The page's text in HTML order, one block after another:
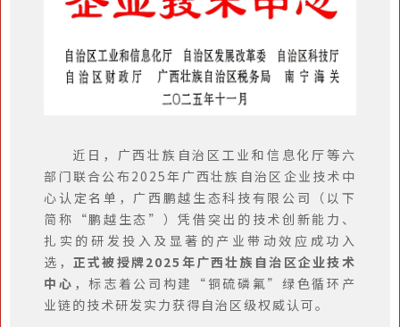
近日，广西壮族自治区工业和信息化厅等六
部门联合公布2025年广西壮族自治区企业技术中
心认定名单，广西鹏越生态科技有限公司（以下
简称“鹏越生态”）凭借突出的技术创新能力、
扎实的研发投入及显著的产业带动效应成功入
选， 正式被授牌2025年广西壮族自治区企业技术
中心 ，标志着公司构建“铜硫磷氟”绿色循环产
业链的技术研发实力获得自治区级权威认可。